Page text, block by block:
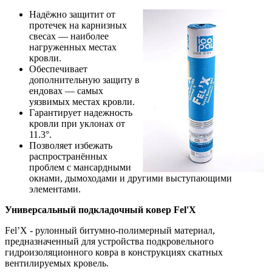
Надёжно защитит от
протечек на карнизных
свесах — наиболее
нагруженных местах
кровли.
Обеспечивает
дополнительную защиту в
ендовах — самых
уязвимых местах кровли.
Гарантирует надежность
кровли при уклонах от
11.3°.
Позволяет избежать
распространённых
проблем с мансардными
окнами, дымоходами и другими выступающими
элементами.
Универсальный подкладочный ковер Fel'X
Fel’X - рулонный битумно-полимерный материал,
предназначенный для устройства подкровельного
гидроизоляционного ковра в конструкциях скатных
вентилируемых кровель.